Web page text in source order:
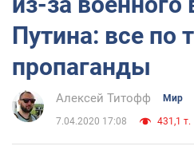
Путина: все по
пропаганды
Алексей Титофф Мир
7.04.2020 17:08 431,1 т.